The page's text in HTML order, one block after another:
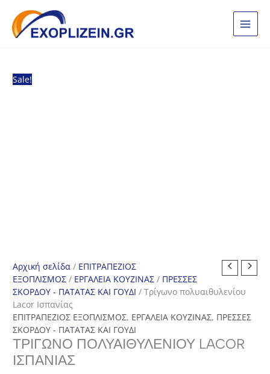
στο
περιεχόμενο
Sale!
Αρχική σελίδα / ΕΠΙΤΡΑΠΕΖΙΟΣ
ΕΞΟΠΛΙΣΜΟΣ / ΕΡΓΑΛΕΙΑ ΚΟΥΖΙΝΑΣ / ΠΡΕΣΣΕΣ
ΣΚΟΡΔΟΥ - ΠΑΤΑΤΑΣ ΚΑΙ ΓΟΥΔΙ / Τρίγωνο πολυαιθυλενίου
Lacor Ισπανίας
ΕΠΙΤΡΑΠΕΖΙΟΣ ΕΞΟΠΛΙΣΜΟΣ, ΕΡΓΑΛΕΙΑ ΚΟΥΖΙΝΑΣ, ΠΡΕΣΣΕΣ
ΣΚΟΡΔΟΥ - ΠΑΤΑΤΑΣ ΚΑΙ ΓΟΥΔΙ
ΤΡΊΓΩΝΟ ΠΟΛΥΑΙΘΥΛΕΝΊΟΥ LACOR
ΙΣΠΑΝΊΑΣ